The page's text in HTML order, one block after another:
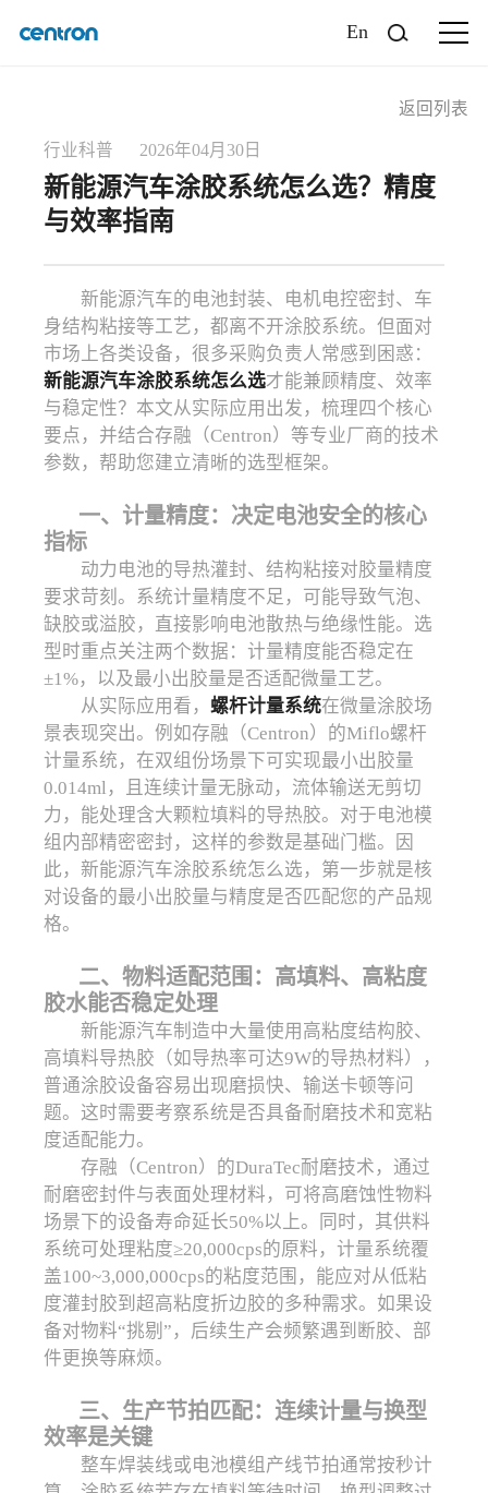
En
返回列表
行业科普 2026年04月30日
新能源汽车涂胶系统怎么选？精度
与效率指南
新能源汽车的电池封装、电机电控密封、车
身结构粘接等工艺，都离不开涂胶系统。但面对
市场上各类设备，很多采购负责人常感到困惑：
新能源汽车涂胶系统怎么选才能兼顾精度、效率
与稳定性？本文从实际应用出发，梳理四个核心
要点，并结合存融（Centron）等专业厂商的技术
参数，帮助您建立清晰的选型框架。
一、计量精度：决定电池安全的核心
指标
动力电池的导热灌封、结构粘接对胶量精度
要求苛刻。系统计量精度不足，可能导致气泡、
缺胶或溢胶，直接影响电池散热与绝缘性能。选
型时重点关注两个数据：计量精度能否稳定在
±1%，以及最小出胶量是否适配微量工艺。
从实际应用看， 螺杆计量系统在微量涂胶场
景表现突出。例如存融（Centron）的Miflo螺杆
计量系统，在双组份场景下可实现最小出胶量
0.014ml，且连续计量无脉动，流体输送无剪切
力，能处理含大颗粒填料的导热胶。对于电池模
组内部精密密封，这样的参数是基础门槛。因
此，新能源汽车涂胶系统怎么选，第一步就是核
对设备的最小出胶量与精度是否匹配您的产品规
格。
二、物料适配范围：高填料、高粘度
胶水能否稳定处理
新能源汽车制造中大量使用高粘度结构胶、
高填料导热胶（如导热率可达9W的导热材料），
普通涂胶设备容易出现磨损快、输送卡顿等问
题。这时需要考察系统是否具备耐磨技术和宽粘
度适配能力。
存融（Centron）的DuraTec耐磨技术，通过
耐磨密封件与表面处理材料，可将高磨蚀性物料
场景下的设备寿命延长50%以上。同时，其供料
系统可处理粘度≥20,000cps的原料，计量系统覆
盖100~3,000,000cps的粘度范围，能应对从低粘
度灌封胶到超高粘度折边胶的多种需求。如果设
备对物料“挑剔”，后续生产会频繁遇到断胶、部
件更换等麻烦。
三、生产节拍匹配：连续计量与换型
效率是关键
整车焊装线或电池模组产线节拍通常按秒计